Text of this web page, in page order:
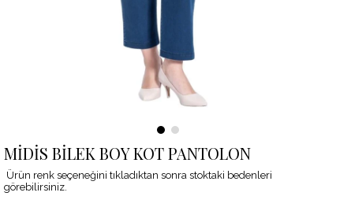
MİDİS BİLEK BOY KOT PANTOLON
Ürün renk seçeneğini tıkladıktan sonra stoktaki bedenleri
görebilirsiniz.